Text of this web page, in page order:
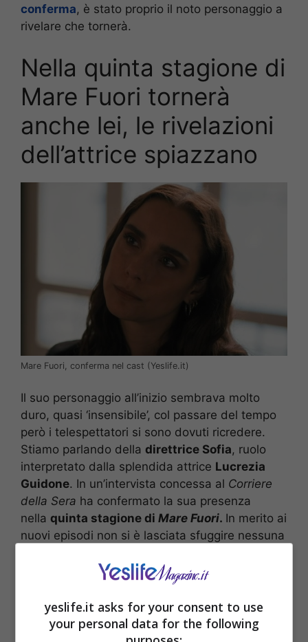
conferma, è stato proprio il noto personaggio a
rivelare che tornerà.
Nella quinta stagione di
Mare Fuori tornerà
anche lei, le rivelazioni
dell’attrice spiazzano
Mare Fuori, conferma nel cast (Yeslife.it)
Il suo personaggio all’inizio sembrava molto
duro, quasi ‘insensibile’, col passare del tempo
però i telespettatori si sono dovuti ricredere.
Stiamo parlando della direttrice Sofia, ruolo
interpretato dalla splendida attrice Lucrezia
Guidone. In un’intervista concessa al Corriere
della Sera ha confermato la sua presenza
nella quinta stagione di Mare Fuori. In merito ai
nuovi episodi non si è lasciata sfuggire nessuna
leggere la sceneggiatura per scoprire cosa
succederà al suo personaggio.
yeslife.it asks for your consent to use
your personal data for the following